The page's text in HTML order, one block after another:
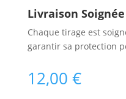
Livraison
Chaque tirage est
garantir sa protection
12,00 €